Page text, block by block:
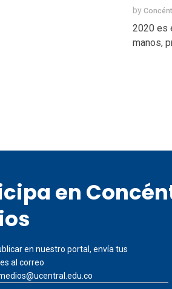
by
2020 es
manos,
en
en nuestro portal, envía tus
al correo